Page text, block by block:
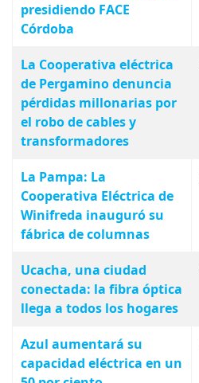
presidiendo FACE
Córdoba
La Cooperativa eléctrica
de Pergamino denuncia
pérdidas millonarias por
el robo de cables y
transformadores
La Pampa: La
Cooperativa Eléctrica de
Winifreda inauguró su
fábrica de columnas
Ucacha, una ciudad
conectada: la fibra óptica
llega a todos los hogares
Azul aumentará su
capacidad eléctrica en un